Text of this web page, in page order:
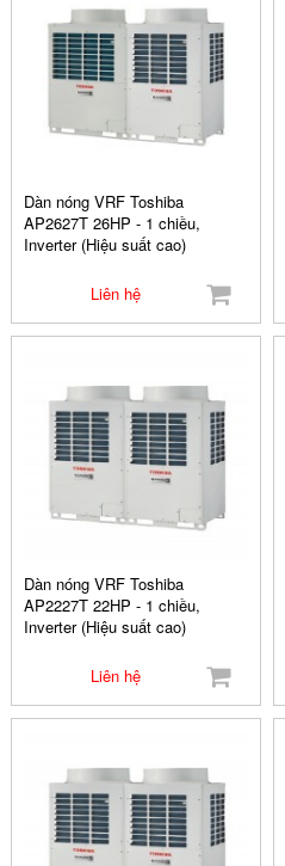
Dàn nóng VRF Toshiba
AP2627T 26HP - 1 chiều,
Inverter (Hiệu suất cao)
Liên hệ
Dàn nóng VRF Toshiba
AP2227T 22HP - 1 chiều,
Inverter (Hiệu suất cao)
Liên hệ